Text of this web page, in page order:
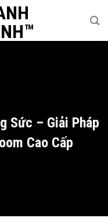
Sức – Giải Pháp
Cao Cấp